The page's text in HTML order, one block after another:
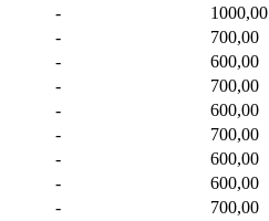
-
1000,00
-
700,00
-
600,00
-
700,00
-
600,00
-
700,00
-
600,00
-
600,00
-
700,00